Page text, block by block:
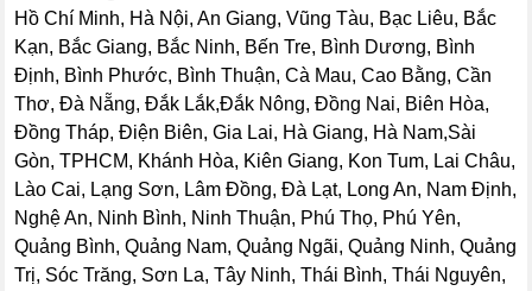
Hồ Chí Minh, Hà Nội, An Giang, Vũng Tàu, Bạc Liêu, Bắc
Kạn, Bắc Giang, Bắc Ninh, Bến Tre, Bình Dương, Bình
Định, Bình Phước, Bình Thuận, Cà Mau, Cao Bằng, Cần
Thơ, Đà Nẵng, Đắk Lắk,Đắk Nông, Đồng Nai, Biên Hòa,
Đồng Tháp, Điện Biên, Gia Lai, Hà Giang, Hà Nam,Sài
Gòn, TPHCM, Khánh Hòa, Kiên Giang, Kon Tum, Lai Châu,
Lào Cai, Lạng Sơn, Lâm Đồng, Đà Lạt, Long An, Nam Định,
Nghệ An, Ninh Bình, Ninh Thuận, Phú Thọ, Phú Yên,
Quảng Bình, Quảng Nam, Quảng Ngãi, Quảng Ninh, Quảng
Trị, Sóc Trăng, Sơn La, Tây Ninh, Thái Bình, Thái Nguyên,